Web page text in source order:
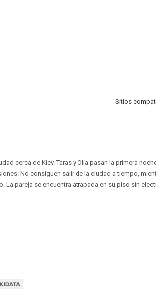
Sitios
cerca de Kiev. Taras y Olia pasan la primera
No consiguen salir de la ciudad a tiempo,
La pareja se encuentra atrapada en su piso sin